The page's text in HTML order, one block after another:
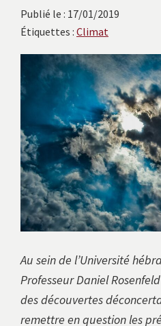
avec
les
européens.
Publié le : 17/01/2019
Étiquettes : Climat
Au sein de l’Université
Professeur Daniel
des découvertes
remettre en question les